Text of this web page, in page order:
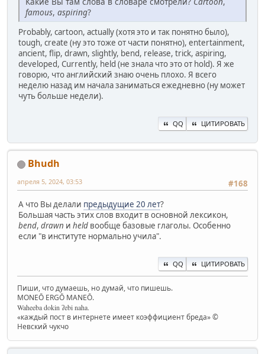
famous, aspiring?
Probably, cartoon, actually (хотя это и так понятно было),
tough, create (ну это тоже от части понятно), entertainment,
ancient, flip, drawn, slightly, bend, release, trick, aspiring,
developed, Currently, held (не знала что это от hold). Я же
говорю, что английский знаю очень плохо. Я всего
неделю назад им начала заниматься ежедневно (ну может
чуть больше недели).
QQ ЦИТИРОВАТЬ
Bhudh
#168
апреля 5, 2024, 03:53
А что Вы делали предыдущие 20 лет?
Большая часть этих слов входит в основной лексикон,
bend, drawn и held вообще базовые глаголы. Особенно
если "в институте нормально учила".
QQ ЦИТИРОВАТЬ
Пиши, что думаешь, но думай, что пишешь.
MONEŌ ERGŌ MANEŌ.
Waheeba dokin ʔebi naha.
«каждый пост в интернете имеет коэффициент бреда» ©
Невский чукчо